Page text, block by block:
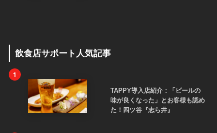
飲食店サポート人気記事
1
TAPPY導入店紹介：「ビールの
味が良くなった」とお客様も認め
た！四ツ谷『志ら井』